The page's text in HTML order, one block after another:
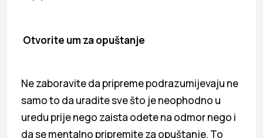
Otvorite um za opuštanje
Ne zaboravite da pripreme podrazumijevaju ne
samo to da uradite sve što je neophodno u
uredu prije nego zaista odete na odmor nego i
da se mentalno pripremite za opuštanje. To